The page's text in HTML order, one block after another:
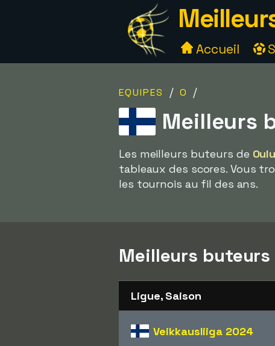
Accueil
EQUIPES / O /
Meilleurs
Les meilleurs buteurs de Oulu
tableaux des scores. Vous
les tournois au fil des ans.
Meilleurs buteurs
Ligue, Saison
Veikkausliiga 2024